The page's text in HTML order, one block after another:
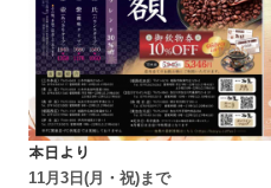
本日より
11月3日(月・祝)まで